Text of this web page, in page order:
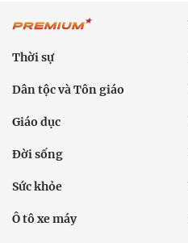
Thời sự
Dân tộc và Tôn giáo
Giáo dục
Đời sống
Sức khỏe
Ô tô xe máy